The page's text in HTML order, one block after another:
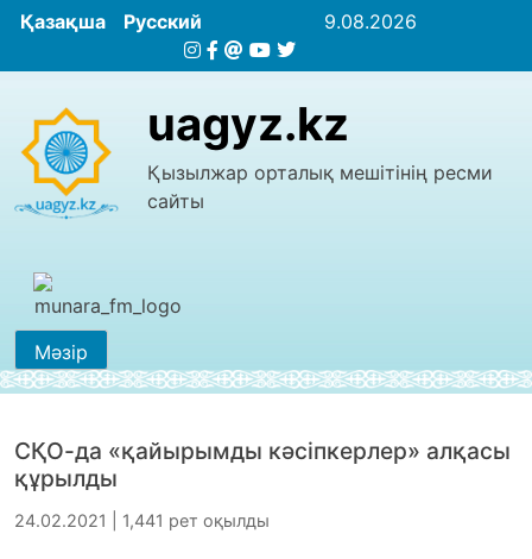
Қазақша Русский 9.08.2026
uagyz.kz
Қызылжар орталық мешітінің ресми
сайты
Мәзір
СҚО-да «қайырымды кәсіпкерлер» алқасы
құрылды
24.02.2021 | 1,441 рет оқылды